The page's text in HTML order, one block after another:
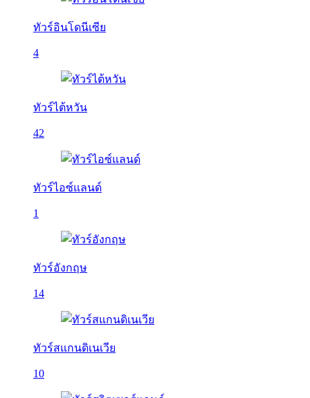
ทัวร์อินโดนีเซีย
4
ทัวร์ไต้หวัน
42
ทัวร์ไอซ์แลนด์
1
ทัวร์อังกฤษ
14
ทัวร์สแกนดิเนเวีย
10